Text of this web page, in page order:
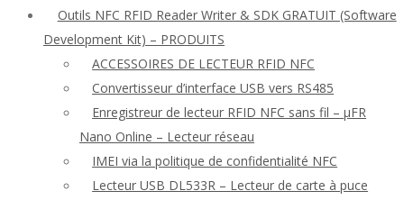
Outils NFC RFID Reader Writer & SDK GRATUIT (Software
Development Kit) – PRODUITS
ACCESSOIRES DE LECTEUR RFID NFC
Convertisseur d’interface USB vers RS485
Enregistreur de lecteur RFID NFC sans fil – μFR
Nano Online – Lecteur réseau
IMEI via la politique de confidentialité NFC
Lecteur USB DL533R – Lecteur de carte à puce